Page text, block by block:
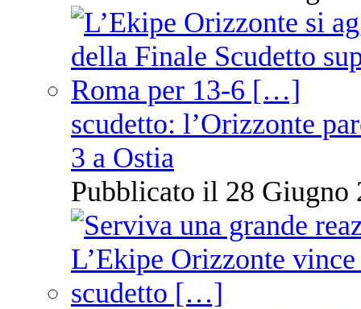
scudetto: l’Orizzonte
3 a Ostia
Pubblicato il 28 Giugno